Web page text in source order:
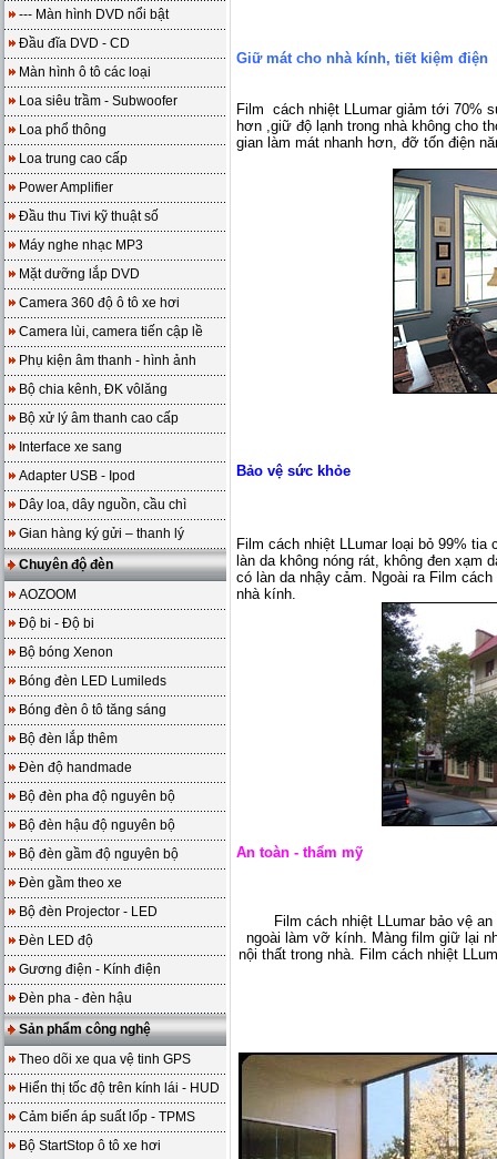
--- Màn hình DVD nổi bật
Đầu đĩa DVD - CD
Màn hình ô tô các loại
Loa siêu trầm - Subwoofer
Loa phổ thông
Loa trung cao cấp
Power Amplifier
Đầu thu Tivi kỹ thuật số
Máy nghe nhạc MP3
Mặt dưỡng lắp DVD
Camera 360 độ ô tô xe hơi
Camera lùi, camera tiến cập lề
Phụ kiện âm thanh - hình ảnh
Bộ chia kênh, ĐK vôlăng
Bộ xử lý âm thanh cao cấp
Interface xe sang
Adapter USB - Ipod
Dây loa, dây nguồn, cầu chì
Gian hàng ký gửi – thanh lý
Chuyên độ đèn
AOZOOM
Độ bi - Độ bi
Bộ bóng Xenon
Bóng đèn LED Lumileds
Bóng đèn ô tô tăng sáng
Bộ đèn lắp thêm
Đèn độ handmade
Bộ đèn pha độ nguyên bộ
Bộ đèn hậu độ nguyên bộ
Bộ đèn gầm độ nguyên bộ
Đèn gầm theo xe
Bộ đèn Projector - LED
Đèn LED độ
Gương điện - Kính điện
Đèn pha - đèn hậu
Sản phẩm công nghệ
Theo dõi xe qua vệ tinh GPS
Hiển thị tốc độ trên kính lái - HUD
Cảm biến áp suất lốp - TPMS
Bộ StartStop ô tô xe hơi
Giữ mát cho nhà kính, tiết kiệm điện
Film cách nhiệt LLumar giảm tới 70%
hơn ,giữ độ lạnh trong nhà không cho
gian làm mát nhanh hơn, đỡ tốn điện
Bảo vệ sức khỏe
Film cách nhiệt LLumar loại bỏ 99%
làn da không nóng rát, không đen
có làn da nhậy cảm. Ngoài ra Film
nhà kính.
An toàn - thẩm mỹ
Film cách nhiệt LLumar bảo vệ
ngoài làm vỡ kính. Màng film giữ lại
nội thất trong nhà. Film cách nhiệt